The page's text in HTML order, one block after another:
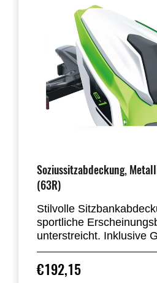
Soziussitzabdeckung,
(63R)
Stilvolle
sportliche
unterstreicht. Inklusive
Erhältlich in fast allen
Werksstandardfarben.
Beifahrersitz der Ninja
€192,15